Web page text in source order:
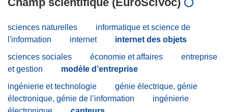
sciences naturelles
informatique et science de
l'information
internet
internet des objets
sciences sociales
économie et affaires
entreprise
et gestion
modèle d’entreprise
ingénierie et technologie
génie électrique, génie
électronique, génie de l’information
ingénierie